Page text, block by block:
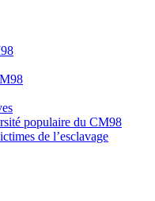
populaire du CM98
de l’esclavage